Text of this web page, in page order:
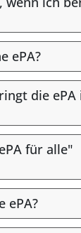
ePA?
die ePA
für alle"
ePA?